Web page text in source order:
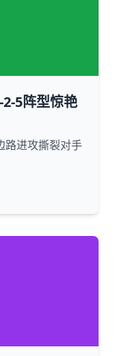
5阵型惊艳
路进攻撕裂对手